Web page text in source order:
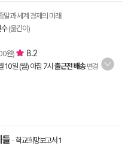
말과 세계 경제의 미래
수(옮긴이)
원) 8.2
10일 (월) 아침 7시 출근전 배송 변경
들 -학교희망보고서 1